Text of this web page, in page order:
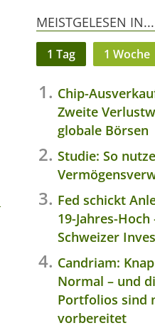
MEISTGELESEN IN...
1 Tag 1 Woche
Chip-
Zweite
globale Börsen
Studie: So
Fed schickt
19-Jahres-
Schweizer
Candriam:
Normal – und
Portfolios sind
vorbereitet